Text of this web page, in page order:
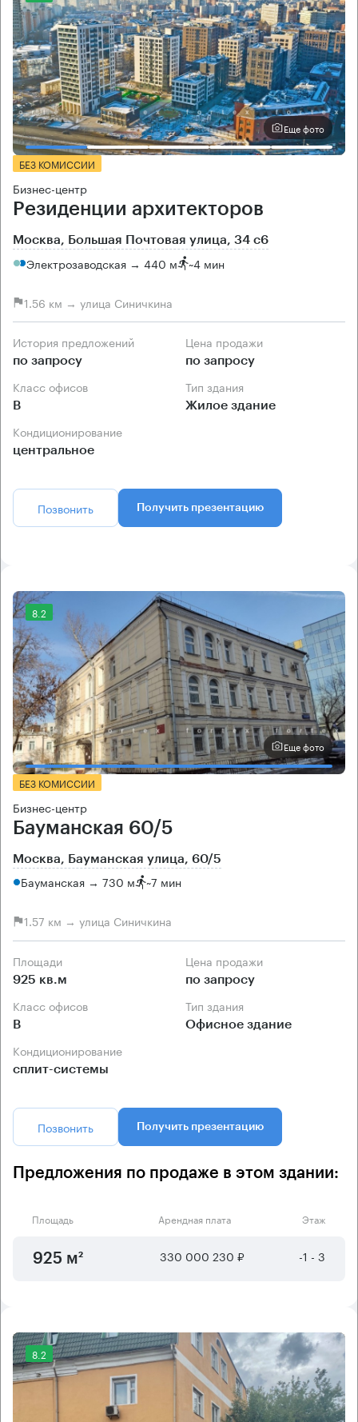
Еще фото
БЕЗ КОМИССИИ
Бизнес-центр
Резиденции архитекторов
Москва, Большая Почтовая улица, 34 с6
Электрозаводская → 440 м ~4 мин
1.56 км → улица Синичкина
История предложений
по запросу
Цена продажи
по запросу
Класс офисов
B
Тип здания
Жилое здание
Кондиционирование
центральное
Позвонить Получить презентацию
8.2
Еще фото
БЕЗ КОМИССИИ
Бизнес-центр
Бауманская 60/5
Москва, Бауманская улица, 60/5
Бауманская → 730 м ~7 мин
1.57 км → улица Синичкина
Площади
925 кв.м
Цена продажи
по запросу
Класс офисов
B
Тип здания
Офисное здание
Кондиционирование
сплит-системы
Позвонить Получить презентацию
Предложения по продаже в этом здании:
Площадь Арендная плата Этаж
925 м² 330 000 230 ₽ -1 - 3
8.2